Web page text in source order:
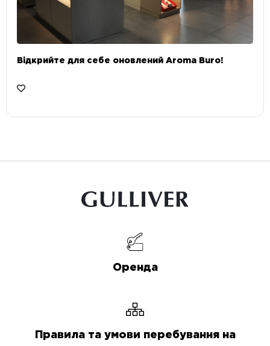
Відкрийте для себе оновлений Aroma Buro! ⠀
Оренда
Правила та умови перебування на